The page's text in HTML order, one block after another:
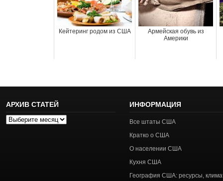
Кейтеринг родом из США
Армейская обувь из
Америки
АРХИВ СТАТЕЙ
Архив
ИНФОРМАЦИЯ
Все штаты США
Кратко о США
О населении США
Кухня США
География США: ресурсы,